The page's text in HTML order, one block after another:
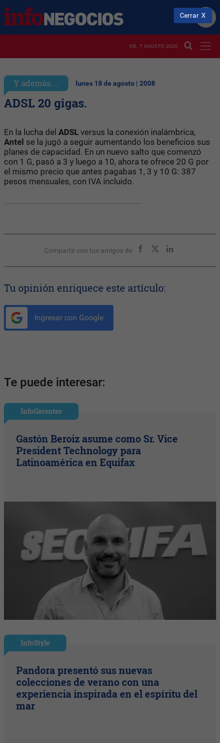
VIE. 7 AGOSTO 2026
Y además… lunes 18 de agosto | 2008
ADSL 20 gigas.
En la lucha del ADSL versus la conexión inalámbrica,
Antel se la jugó a seguir aumentando los beneficios sus
planes de capacidad. En un nuevo salto que comenzó
con 1 G, pasó a 3 y luego a 10, ahora te ofrece 20 G por
el mismo precio que antes pagabas 1, 3 y 10 G: 387
pesos mensuales, con IVA incluido.
Compartir con tus amigos de
Tu opinión enriquece este artículo:
Ingresar con Google
Te puede interesar:
InfoGerentes
Gastón Beroiz asume como Sr. Vice
President Technology para
Latinoamérica en Equifax
InfoStyle
Pandora presentó sus nuevas
colecciones de verano con una
experiencia inspirada en el espíritu del
mar
Cerrar